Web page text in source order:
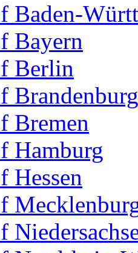
Baden-
Bayern
Berlin
Brandenburg
Bremen
Hamburg
Hessen